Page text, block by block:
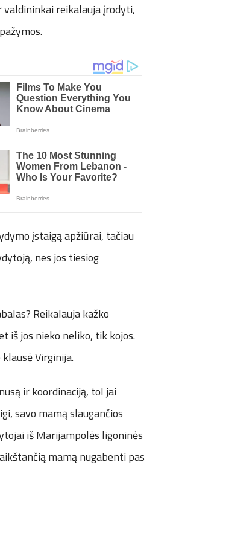
valdininkai reikalauja įrodyti,
įstaigą apžiūrai, tačiau
nes jos tiesiog
Reikalauja kažko
iš jos nieko neliko, tik kojos.
Virginija.
ir koordinaciją, tol jai
savo mamą slaugančios
iš Marijampolės ligoninės
mamą nugabenti pas